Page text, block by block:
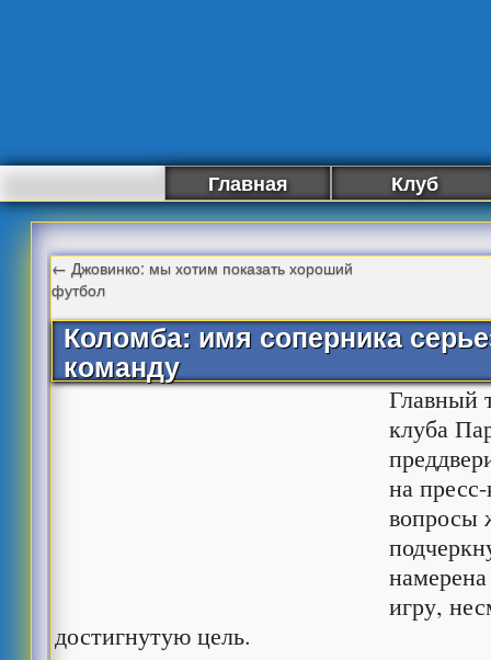
Главная Клуб
← Джовинко: мы хотим показать хороший
футбол
Коломба: имя соперника
команду
Главный
клуба
на
вопросы
игру,
достигнутую цель.